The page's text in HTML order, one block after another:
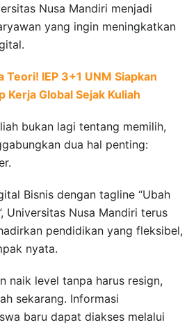
Nusa Mandiri menjadi
yang ingin meningkatkan
Teori! IEP 3+1 UNM Siapkan
Kerja Global Sejak Kuliah
bukan lagi tentang memilih,
dua hal penting:
Bisnis dengan tagline “Ubah
Universitas Nusa Mandiri terus
pendidikan yang fleksibel,
nyata.
naik level tanpa harus resign,
sekarang. Informasi
baru dapat diakses melalui